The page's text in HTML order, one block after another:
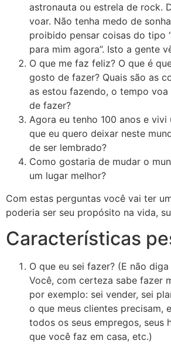
astronauta ou estrela de rock.
voar. Não tenha medo de
proibido pensar coisas do tipo
para mim agora”. Isto a gente
O que me faz feliz? O que é
gosto de fazer? Quais são as
as estou fazendo, o tempo
de fazer?
Agora eu tenho 100 anos e vivi
que eu quero deixar neste
de ser lembrado?
Como gostaria de mudar o
um lugar melhor?
Com estas perguntas você vai ter
poderia ser seu propósito na vida,
Características
O que eu sei fazer? (E não diga
Você, com certeza sabe fazer
por exemplo: sei vender, sei
o que meus clientes precisam,
todos os seus empregos, seus
que você faz em casa, etc.)